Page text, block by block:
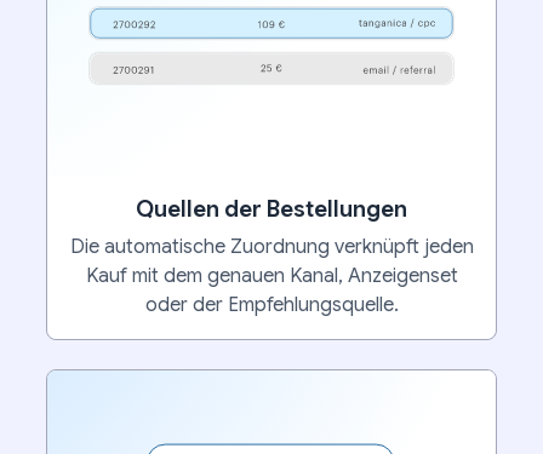
Quellen der Bestellungen
Die automatische Zuordnung verknüpft jeden
Kauf mit dem genauen Kanal, Anzeigenset
oder der Empfehlungsquelle.